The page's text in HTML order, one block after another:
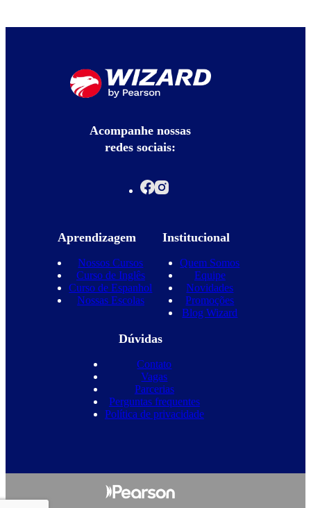
Acompanhe nossas
redes sociais:
Aprendizagem
Nossos Cursos
Curso de Inglês
Curso de Espanhol
Nossas Escolas
Institucional
Quem Somos
Equipe
Novidades
Promoções
Blog Wizard
Dúvidas
Contato
Vagas
Parcerias
Perguntas frequentes
Política de privacidade